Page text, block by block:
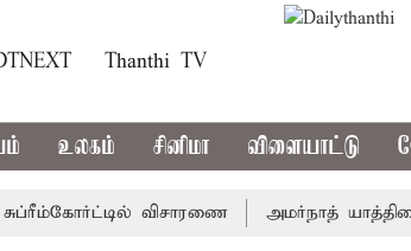
Thanthi TV
உலகம் சினிமா விளையாட்டு
விசாரணை அமர்நாத் யாத்திரை